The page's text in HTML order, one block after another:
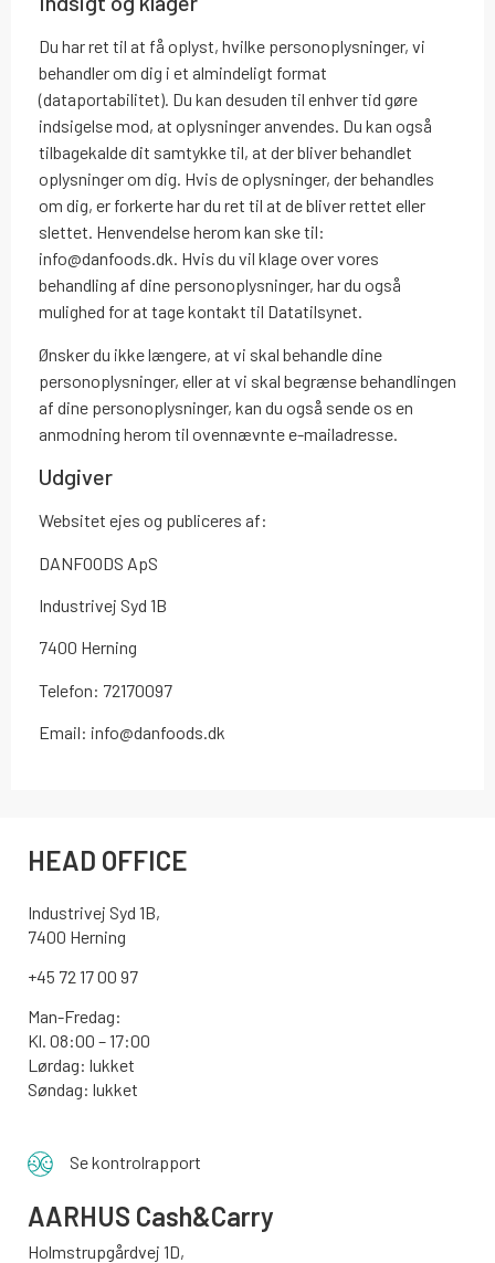
Du har ret til at få oplyst, hvilke personoplysninger, vi
behandler om dig i et almindeligt format
(dataportabilitet). Du kan desuden til enhver tid gøre
indsigelse mod, at oplysninger anvendes. Du kan også
tilbagekalde dit samtykke til, at der bliver behandlet
oplysninger om dig. Hvis de oplysninger, der behandles
om dig, er forkerte har du ret til at de bliver rettet eller
slettet. Henvendelse herom kan ske til:
info@danfoods.dk. Hvis du vil klage over vores
behandling af dine personoplysninger, har du også
mulighed for at tage kontakt til Datatilsynet.
Ønsker du ikke længere, at vi skal behandle dine
personoplysninger, eller at vi skal begrænse behandlingen
af dine personoplysninger, kan du også sende os en
anmodning herom til ovennævnte e-mailadresse.
Udgiver
Websitet ejes og publiceres af:
DANFOODS ApS
Industrivej Syd 1B
7400 Herning
Telefon: 72170097
Email: info@danfoods.dk
HEAD OFFICE
Industrivej Syd 1B,
7400 Herning
+45 72 17 00 97
Man-Fredag:
Kl. 08:00 – 17:00
Lørdag: lukket
Søndag: lukket
Se kontrolrapport
AARHUS Cash&Carry
Holmstrupgårdvej 1D,